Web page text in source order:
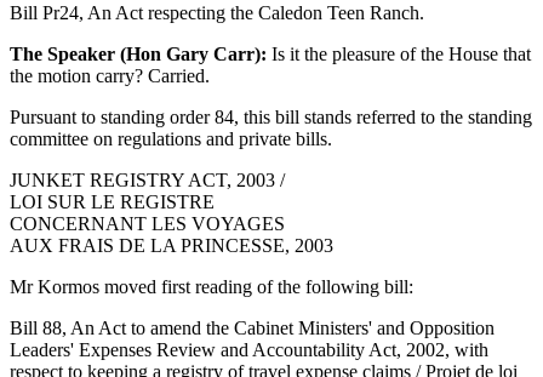
Bill Pr24, An Act respecting the Caledon Teen Ranch.
The Speaker (Hon Gary Carr): Is it the pleasure of the House that
the motion carry? Carried.
Pursuant to standing order 84, this bill stands referred to the standing
committee on regulations and private bills.
JUNKET REGISTRY ACT, 2003 /
LOI SUR LE REGISTRE
CONCERNANT LES VOYAGES
AUX FRAIS DE LA PRINCESSE, 2003
Mr Kormos moved first reading of the following bill:
Bill 88, An Act to amend the Cabinet Ministers' and Opposition
Leaders' Expenses Review and Accountability Act, 2002, with
respect to keeping a registry of travel expense claims / Projet de loi